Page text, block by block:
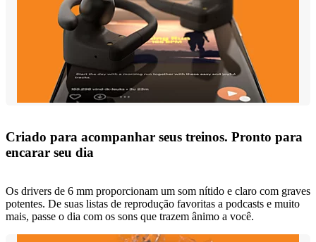
Criado para acompanhar seus treinos. Pronto para
encarar seu dia
Os drivers de 6 mm proporcionam um som nítido e claro com graves
potentes. De suas listas de reprodução favoritas a podcasts e muito
mais, passe o dia com os sons que trazem ânimo a você.